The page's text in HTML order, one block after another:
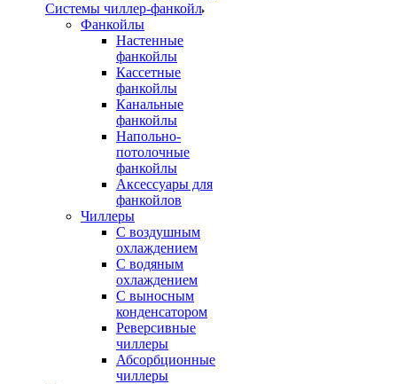
Системы чиллер-фанкойл
Фанкойлы
Настенные
фанкойлы
Кассетные
фанкойлы
Канальные
фанкойлы
Напольно-
потолочные
фанкойлы
Аксессуары для
фанкойлов
Чиллеры
С воздушным
охлаждением
С водяным
охлаждением
С выносным
конденсатором
Реверсивные
чиллеры
Абсорбционные
чиллеры